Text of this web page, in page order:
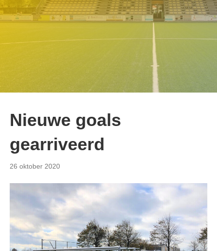
Nieuwe goals
gearriveerd
26 oktober 2020